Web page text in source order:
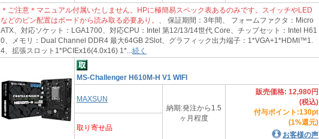
＊ご注意＊マニュアル付属いたしません。HPに極簡易スペック表あるのみです。スイッチやLED
などのピン配置はボードから読み取る必要あり。
、 保証期間：3年間、 フォームファクタ：Micro
ATX、対応ソケット：LGA1700、対応CPU：Intel 第12/13/14世代 Core、チップセット：Intel H61
0、メモリ：Dual Channel DDR4 最大64GB 2Slot、グラフィック出力端子：1*VGA+1*HDMI™1.
4、拡張スロット1*PCIEx16(4.0x16) 1*... 続く
MS-Challenger H610M-H V1 WIFI
MAXSUN
納期:発注から1.5
ヶ月程度
販売価格: 12,980円
(税込)
付与ポイント:130pt
(1%還元)
お客様の声
取り寄せ品